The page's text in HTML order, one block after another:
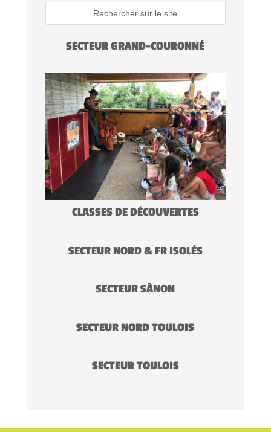
SECTEUR GRAND-COURONNÉ
CLASSES DE DÉCOUVERTES
SECTEUR NORD & FR ISOLÉS
SECTEUR SÂNON
SECTEUR NORD TOULOIS
SECTEUR TOULOIS